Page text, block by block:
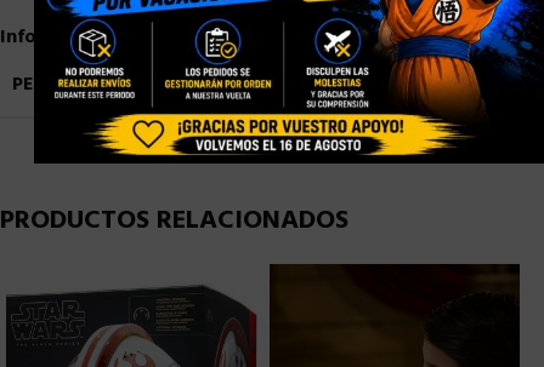
Información adicional
PESO
0,8 kg
PRODUCTOS RELACIONADOS